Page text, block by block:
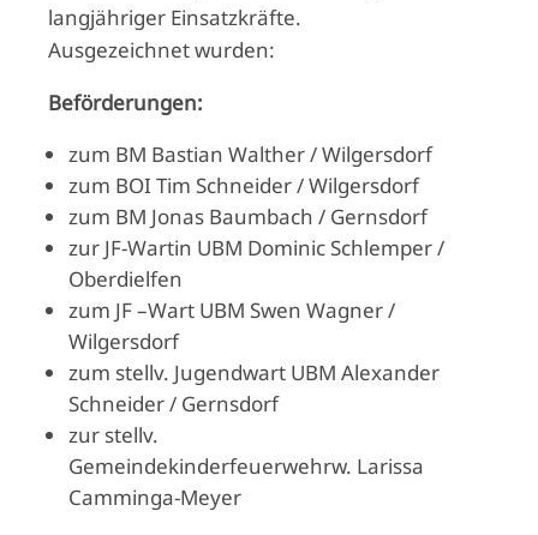
langjähriger Einsatzkräfte.
Ausgezeichnet wurden:
Beförderungen:
zum BM Bastian Walther / Wilgersdorf
zum BOI Tim Schneider / Wilgersdorf
zum BM Jonas Baumbach / Gernsdorf
zur JF-Wartin UBM Dominic Schlemper /
Oberdielfen
zum JF –Wart UBM Swen Wagner /
Wilgersdorf
zum stellv. Jugendwart UBM Alexander
Schneider / Gernsdorf
zur stellv.
Gemeindekinderfeuerwehrw. Larissa
Camminga-Meyer